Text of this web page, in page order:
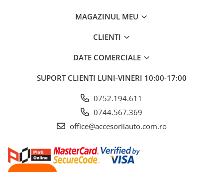
MAGAZINUL MEU
CLIENTI
DATE COMERCIALE
SUPORT CLIENTI LUNI-VINERI 10:00-17:00
0752.194.611
0744.567.369
office@accesoriiauto.com.ro